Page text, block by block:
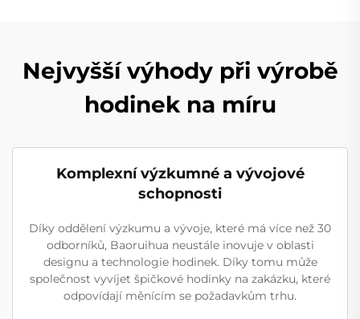
Nejvyšší výhody při výrobě
hodinek na míru
Komplexní výzkumné a vývojové
schopnosti
Díky oddělení výzkumu a vývoje, které má více než 30
odborníků, Baoruihua neustále inovuje v oblasti
designu a technologie hodinek. Díky tomu může
společnost vyvíjet špičkové hodinky na zakázku, které
odpovídají měnícím se požadavkům trhu.